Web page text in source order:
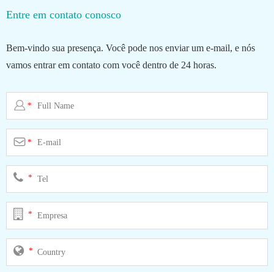
Entre em contato conosco
Bem-vindo sua presença. Você pode nos enviar um e-mail, e nós
vamos entrar em contato com você dentro de 24 horas.
*
*
*
*
*